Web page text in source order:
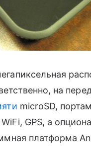
на
microSD,
GPS, а
платформа